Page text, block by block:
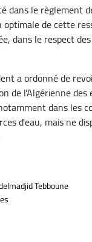
dans le règlement
de cette
dans le respect
a ordonné de
de l'Algérienne
dans les
d'eau, mais ne
Tebboune